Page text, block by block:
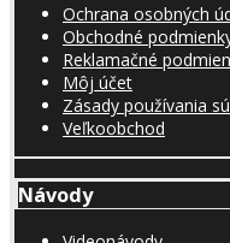
Ochrana osobných
Obchodné
Reklamačné
Môj účet
Zásady používania
Veľkoobchod
Návody